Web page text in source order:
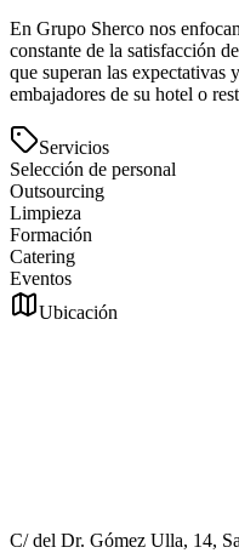
En Grupo Sherco nos
constante de la satisfacción
que superan las expectativas
embajadores de su hotel o
Servicios
Selección de personal
Outsourcing
Limpieza
Formación
Catering
Eventos
Ubicación
C/ del Dr. Gómez Ulla, 14,